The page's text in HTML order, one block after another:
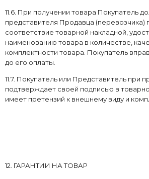
11.6. При получении товара Покупатель
представителя Продавца (перевозчика)
соответствие товарной накладной,
наименованию товара в количестве,
комплектности товара. Покупатель
до его оплаты.
11.7. Покупатель или Представитель при
подтверждает своей подписью в
имеет претензий к внешнему виду и
12. ГАРАНТИИ НА ТОВАР